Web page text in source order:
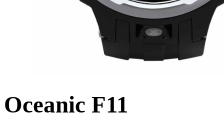
Oceanic F11